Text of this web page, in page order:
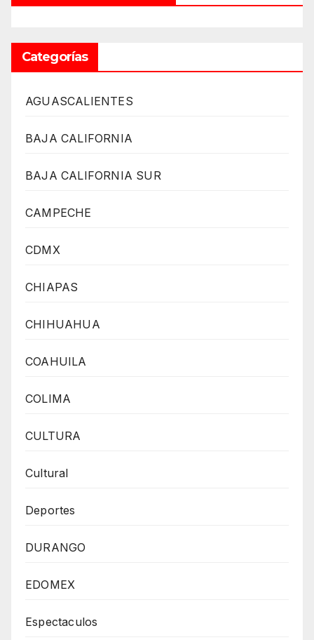
Categorías
AGUASCALIENTES
BAJA CALIFORNIA
BAJA CALIFORNIA SUR
CAMPECHE
CDMX
CHIAPAS
CHIHUAHUA
COAHUILA
COLIMA
CULTURA
Cultural
Deportes
DURANGO
EDOMEX
Espectaculos